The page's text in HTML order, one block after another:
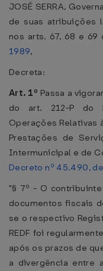
JOSÉ SERRA,
de suas atribuições
nos arts. 67, 68 e 69
1989,
Decreta:
Art. 1º Passa a
do art. 212-P do
Operações Relativas
Prestações de
Intermunicipal e de
Decreto nº 45.490,
"§ 7º - O
documentos fiscais
se o respectivo
REDF foi
após os prazos de
a divergência entre